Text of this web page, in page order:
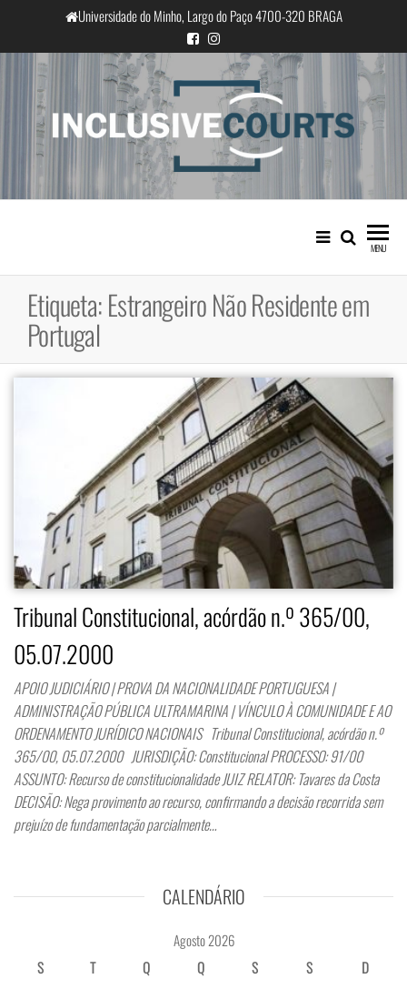
o
conteúdo
Universidade do Minho, Largo do Paço 4700-320 BRAGA
InclusiveCourts
Igualdade e diferença cultural na
prática judicial portuguesa
MENU
Etiqueta:Estrangeiro Não Residente em
Portugal
Tribunal Constitucional, acórdão n.º 365/00,
05.07.2000
APOIO JUDICIÁRIO | PROVA DA NACIONALIDADE PORTUGUESA |
ADMINISTRAÇÃO PÚBLICA ULTRAMARINA | VÍNCULO À COMUNIDADE E AO
ORDENAMENTO JURÍDICO NACIONAIS Tribunal Constitucional, acórdão n.º
365/00, 05.07.2000 JURISDIÇÃO: Constitucional PROCESSO: 91/00
ASSUNTO: Recurso de constitucionalidade JUIZ RELATOR: Tavares da Costa
DECISÃO: Nega provimento ao recurso, confirmando a decisão recorrida sem
prejuízo de fundamentação parcialmente…
CALENDÁRIO
Agosto 2026
S
T Q Q S S
D